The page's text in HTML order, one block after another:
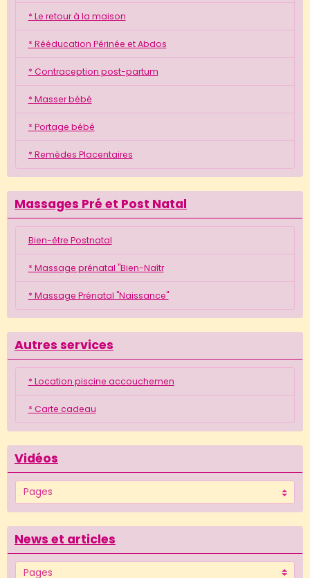
* Le retour à la maison
* Rééducation Périnée et Abdos
* Contraception post-partum
* Masser bébé
* Portage bébé
* Remèdes Placentaires
Massages Pré et Post Natal
Bien-être Postnatal
* Massage prénatal "Bien-Naîtr
* Massage Prénatal "Naissance"
Autres services
* Location piscine accouchemen
* Carte cadeau
Vidéos
News et articles